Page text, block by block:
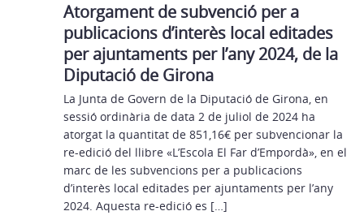
Atorgament de subvenció per a
publicacions d’interès local editades
per ajuntaments per l’any 2024, de la
Diputació de Girona
La Junta de Govern de la Diputació de Girona, en
sessió ordinària de data 2 de juliol de 2024 ha
atorgat la quantitat de 851,16€ per subvencionar la
re-edició del llibre «L’Escola El Far d’Empordà», en el
marc de les subvencions per a publicacions
d’interès local editades per ajuntaments per l’any
2024. Aquesta re-edició es […]